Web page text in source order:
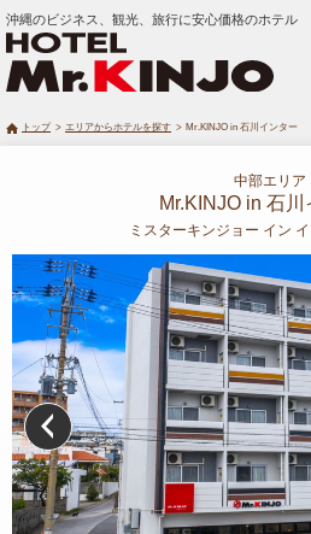
沖縄のビジネス、観光、旅行に安心価格のホテル
トップ エリアからホテルを探す Mr.KINJO in 石川インター
中部エリア
Mr.KINJO in 石川
ミスターキンジョー イン